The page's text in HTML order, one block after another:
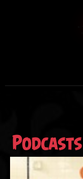
Podcasts